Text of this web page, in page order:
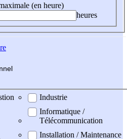
(en heure)
heures
Industrie
Informatique /
Télécommunication
Installation / Maintenance